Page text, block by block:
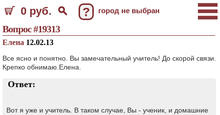
0 руб. ? город не выбран
Вопрос #19313
Елена 12.02.13
Все ясно и понятно. Вы замечательный учитель! До скорой связи.
Крепко обнимаю.Елена.
Ответ:
Вот я уже и учитель. В таком случае, Вы - ученик, и домашние